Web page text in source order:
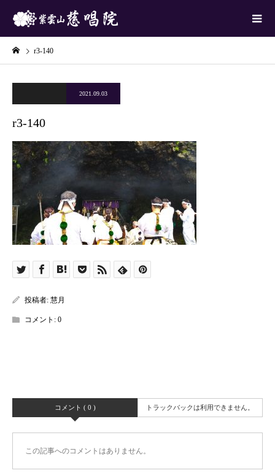
r3-140
2021.09.03
r3-140
投稿者: 慧月
コメント: 0
コメント ( 0 ) トラックバックは利用できません。
この記事へのコメントはありません。